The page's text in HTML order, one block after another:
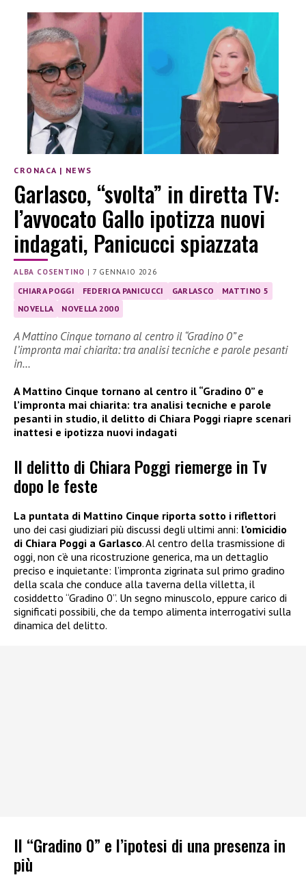
CRONACA | NEWS
Garlasco, “svolta” in diretta TV:
l’avvocato Gallo ipotizza nuovi
indagati, Panicucci spiazzata
ALBA COSENTINO | 7 GENNAIO 2026
CHIARA POGGI FEDERICA PANICUCCI GARLASCO
MATTINO 5
NOVELLA
NOVELLA 2000
A Mattino Cinque tornano al centro il “Gradino 0” e
l’impronta mai chiarita: tra analisi tecniche e parole pesanti
in…
A Mattino Cinque tornano al centro il “Gradino 0” e
l’impronta mai chiarita: tra analisi tecniche e parole
pesanti in studio, il delitto di Chiara Poggi riapre scenari
inattesi e ipotizza nuovi indagati
Il delitto di Chiara Poggi riemerge in Tv
dopo le feste
La puntata di Mattino Cinque riporta sotto i riflettori
uno dei casi giudiziari più discussi degli ultimi anni: l’omicidio
di Chiara Poggi a Garlasco. Al centro della trasmissione di
oggi, non c’è una ricostruzione generica, ma un dettaglio
preciso e inquietante: l’impronta zigrinata sul primo gradino
della scala che conduce alla taverna della villetta, il
cosiddetto “Gradino 0”. Un segno minuscolo, eppure carico di
significati possibili, che da tempo alimenta interrogativi sulla
dinamica del delitto.
Il “Gradino 0” e l’ipotesi di una presenza in
più